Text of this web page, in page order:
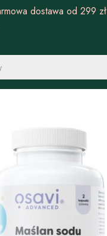
dostawa od 299 zł